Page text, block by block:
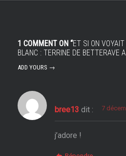
1 COMMENT ON “ET SI ON
BLANC : TERRINE DE BETTERAVE
ADD YOURS →
bree13 dit : 7
j’adore !